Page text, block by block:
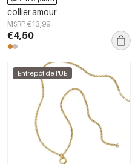
collier amour
MSRP €13,99
€4,50
Entrepôt de l'UE